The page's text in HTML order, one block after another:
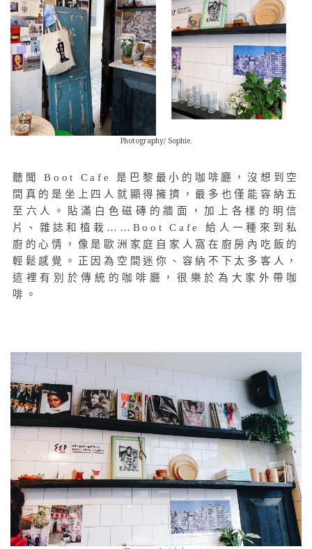
Photography/ Sophie.
聽聞 Boot Cafe 是巴黎最小的咖啡廳，沒想到空
間真的是坐上四人就顯得擁擠，最多也僅能容納五
至六人。貼滿白色磁磚的牆面，加上各樣的明信
片、雜誌和植栽……Boot Cafe 給人一種來到私
廚的心情，像是歐洲家庭自家人窩在廚房內吃飯的
輕鬆感覺。正因為空間迷你、容納不下太多客人，
這裡有別於傳統的咖啡廳，很樂於為大家外帶咖
啡。